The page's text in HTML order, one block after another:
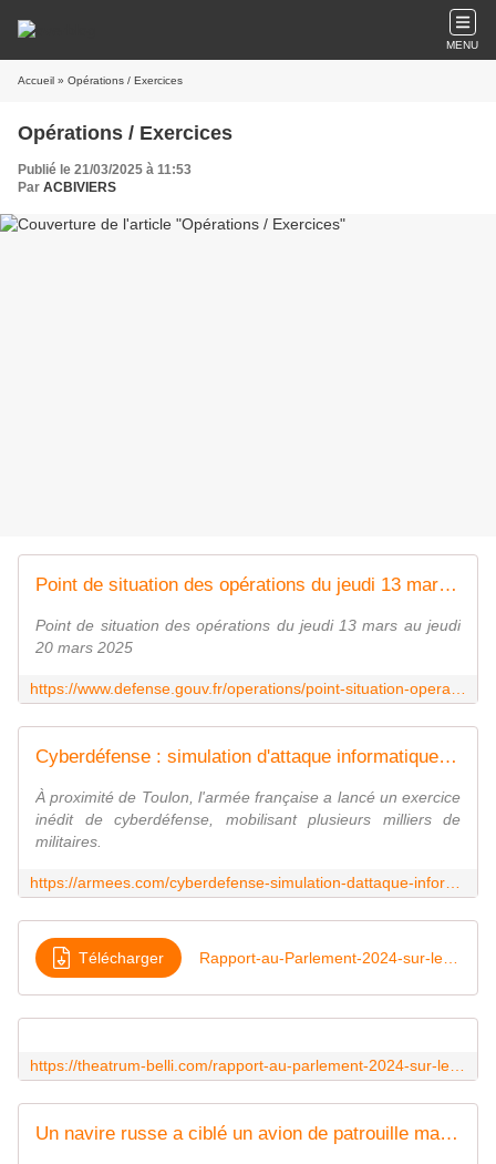
MENU
Accueil » Opérations / Exercices
Opérations / Exercices
Publié le 21/03/2025 à 11:53
Par ACBIVIERS
Point de situation des opérations du jeudi 13 mars au jeudi 20 mars 2025
Point de situation des opérations du jeudi 13 mars au jeudi
20 mars 2025
Cyberdéfense : simulation d'attaque informatique à grande échelle près de Toulon
À proximité de Toulon, l'armée française a lancé un exercice
inédit de cyberdéfense, mobilisant plusieurs milliers de
militaires.
Télécharger
Un navire russe a ciblé un avion de patrouille maritime Atlantique 2 avec son radar de conduite de tir - Zone Militaire